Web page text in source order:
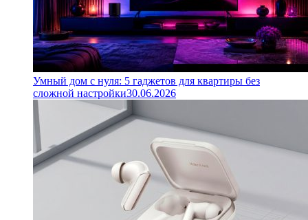
Умный дом с нуля: 5 гаджетов для квартиры без
сложной настройки30.06.2026